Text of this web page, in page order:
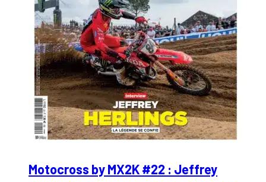
Motocross by MX2K #22 : Jeffrey